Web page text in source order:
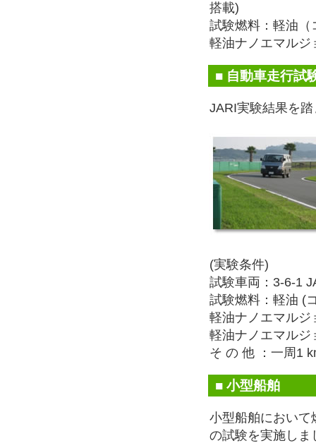
搭載)
試験燃料：軽油（
軽油ナノエマルジ
■ 自動車走行試
JARI実験結果を
(実験条件)
試験車両：3-6-1
試験燃料：軽油 (
軽油ナノエマルジ
軽油ナノエマルジ
そ の 他 ：一周1
■ 小型船舶
小型船舶において
の試験を実施しま